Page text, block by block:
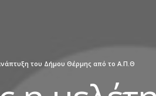
του Δήμου Θέρμης από το Α.Π.Θ